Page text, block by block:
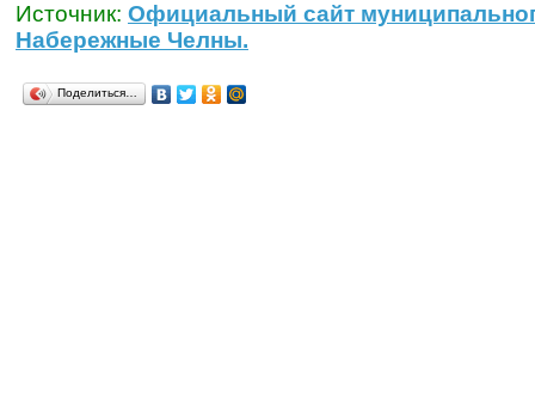
Источник: Официальный сайт
Набережные Челны.
Поделиться…